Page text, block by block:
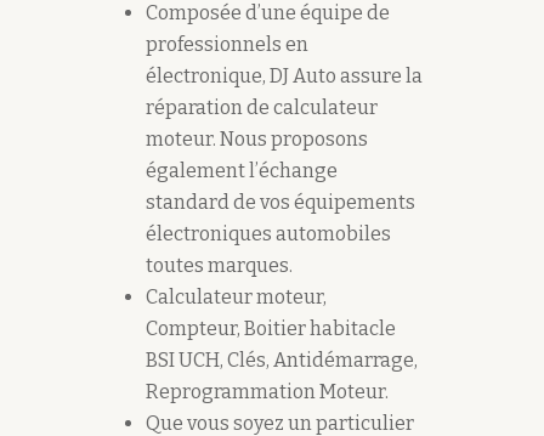
Composée d’une équipe de
professionnels en
électronique, DJ Auto assure la
réparation de calculateur
moteur. Nous proposons
également l’échange
standard de vos équipements
électroniques automobiles
toutes marques.
Calculateur moteur,
Compteur, Boitier habitacle
BSI UCH, Clés, Antidémarrage,
Reprogrammation Moteur.
Que vous soyez un particulier